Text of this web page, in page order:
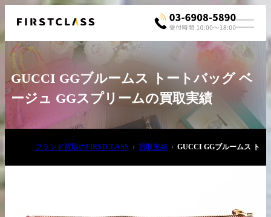
GUCCI GGブルームス トートバッグ ベ
ージュ GGスプリームの買取実績
ブランド買取のFIRSTCLASS 買取実績 GUCCI GGブルームス トー